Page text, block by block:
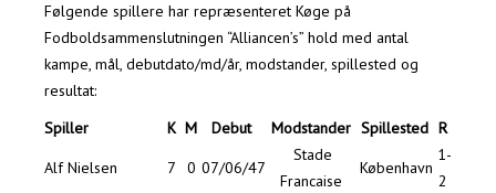
Følgende spillere har repræsenteret Køge på
Fodboldsammenslutningen “Alliancen’s” hold med antal
kampe, mål, debutdato/md/år, modstander, spillested og
resultat:
Spiller
K M Debut Modstander Spillested R
Alf Nielsen
7 0 07/06/47
Stade
Francaise
København
1-
2